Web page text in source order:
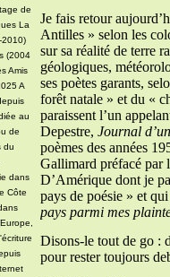
de
La
(2004
Amis
A
au
de
du
dans
Côte
Je fais retour
Antilles » selon les
sur sa réalité de terre
géologiques,
ses poètes garants,
forêt natale » et du «
paraissent l’un
Depestre, Journal
poèmes des années
Gallimard préfacé par
D’Amérique dont je
pays de poésie » et
pays parmi mes
Disons-le tout de go :
pour rester toujours